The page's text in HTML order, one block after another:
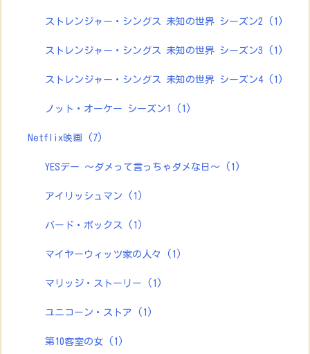
ストレンジャー・シングス 未知の世界 シーズン2 (1)
ストレンジャー・シングス 未知の世界 シーズン3 (1)
ストレンジャー・シングス 未知の世界 シーズン4 (1)
ノット・オーケー シーズン1 (1)
Netflix映画 (7)
YESデー ～ダメって言っちゃダメな日～ (1)
アイリッシュマン (1)
バード・ボックス (1)
マイヤーウィッツ家の人々 (1)
マリッジ・ストーリー (1)
ユニコーン・ストア (1)
第10客室の女 (1)